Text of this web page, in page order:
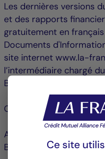
Les dernières versions
et des rapports
gratuitement en
Documents
site internet www.la-
l’intermédiaire chargé
Belgique :
CACEIS Belgium S.A.
Avenue du Port 86C,
B-1000 Bruxelles
Ce site